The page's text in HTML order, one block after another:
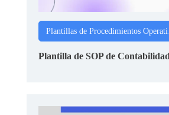
Plantilla de SOP de Contabilidad